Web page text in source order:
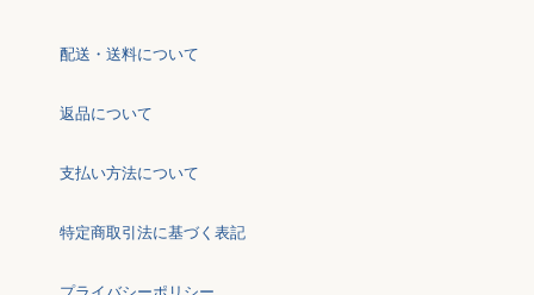
配送・送料について
返品について
支払い方法について
特定商取引法に基づく表記